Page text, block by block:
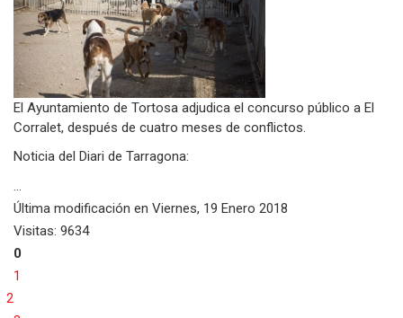
El Ayuntamiento de Tortosa adjudica el concurso público a El
Corralet, después de cuatro meses de conflictos.
Noticia del Diari de Tarragona:
...
Última modificación en Viernes, 19 Enero 2018
Visitas: 9634
0
1
2